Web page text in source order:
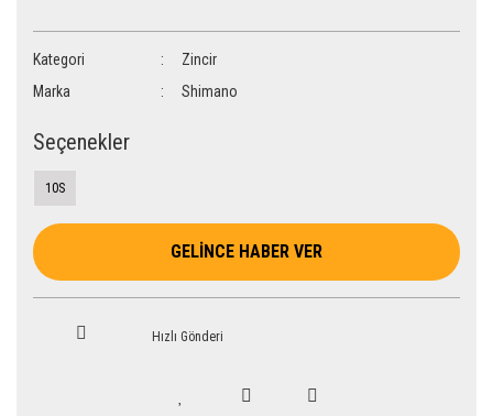
Kategori
Zincir
Marka
Shimano
Seçenekler
10S
GELİNCE HABER VER
Hızlı Gönderi